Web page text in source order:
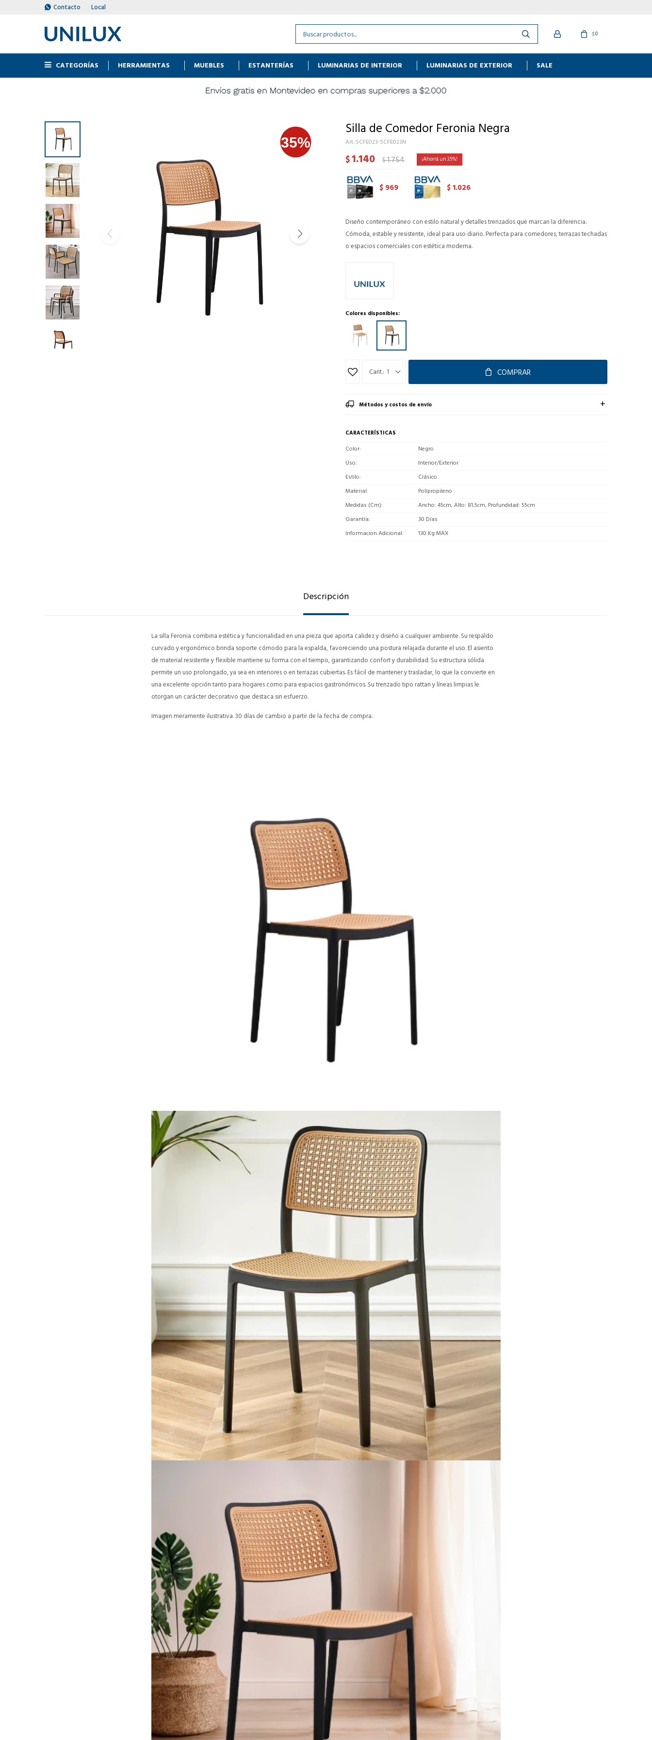
CATEGORÍAS HERRAMIENTAS MUEBLES ESTANTERÍAS LUMINARIAS DE INTERIOR LUMINARIAS DE EXTERIOR SALE
$0
Contacto Local
Silla de Comedor Feronia Negra
SCFE023-SCFE023N
$1.140 $1.754 35
$ 969 $1.026
Diseño contemporáneo con estilo natural y detalles trenzados que marcan la diferencia.
Cómoda, estable y resistente, ideal para uso diario. Perfecta para comedores, terrazas techadas
o espacios comerciales con estética moderna.
Colores disponibles:
1 COMPRAR
Métodos y costos de envío
CARACTERÍSTICAS
Color
Negro
Uso
Interior/Exterior
Estilo
Clásico
Material
Polipropileno
Medidas (Cm)
Ancho: 45cm, Alto: 81,5cm, Profundidad: 55cm
Garantía
30 Días
Informacion Adicional
130 Kg MAX
Descripción
La silla Feronia combina estética y funcionalidad en una pieza que aporta calidez y diseño a cualquier ambiente. Su respaldo
curvado y ergonómico brinda soporte cómodo para la espalda, favoreciendo una postura relajada durante el uso. El asiento
de material resistente y flexible mantiene su forma con el tiempo, garantizando confort y durabilidad. Su estructura sólida
permite un uso prolongado, ya sea en interiores o en terrazas cubiertas. Es fácil de mantener y trasladar, lo que la convierte en
una excelente opción tanto para hogares como para espacios gastronómicos. Su trenzado tipo rattan y líneas limpias le
otorgan un carácter decorativo que destaca sin esfuerzo.
Imagen meramente ilustrativa. 30 días de cambio a partir de la fecha de compra.